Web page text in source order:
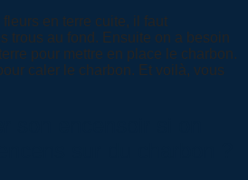
en terre cuite, il faut
trous au fond. Ensuite on a besoin
pour mettre en place le charbon.
caler le charbon. Et voilà, vous